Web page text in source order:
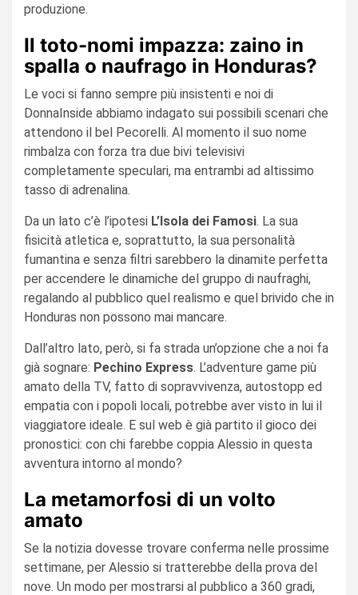
produzione.
Il toto-nomi impazza: zaino in
spalla o naufrago in Honduras?
Le voci si fanno sempre più insistenti e noi di
DonnaInside abbiamo indagato sui possibili scenari che
attendono il bel Pecorelli. Al momento il suo nome
rimbalza con forza tra due bivi televisivi
completamente speculari, ma entrambi ad altissimo
tasso di adrenalina.
Da un lato c’è l’ipotesi L’Isola dei Famosi. La sua
fisicità atletica e, soprattutto, la sua personalità
fumantina e senza filtri sarebbero la dinamite perfetta
per accendere le dinamiche del gruppo di naufraghi,
regalando al pubblico quel realismo e quel brivido che in
Honduras non possono mai mancare.
Dall’altro lato, però, si fa strada un’opzione che a noi fa
già sognare: Pechino Express. L’adventure game più
amato della TV, fatto di sopravvivenza, autostopp ed
empatia con i popoli locali, potrebbe aver visto in lui il
viaggiatore ideale. E sul web è già partito il gioco dei
pronostici: con chi farebbe coppia Alessio in questa
avventura intorno al mondo?
La metamorfosi di un volto
amato
Se la notizia dovesse trovare conferma nelle prossime
settimane, per Alessio si tratterebbe della prova del
nove. Un modo per mostrarsi al pubblico a 360 gradi,